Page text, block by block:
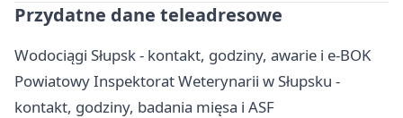
Przydatne dane teleadresowe
Wodociągi Słupsk - kontakt, godziny, awarie i e-BOK
Powiatowy Inspektorat Weterynarii w Słupsku -
kontakt, godziny, badania mięsa i ASF